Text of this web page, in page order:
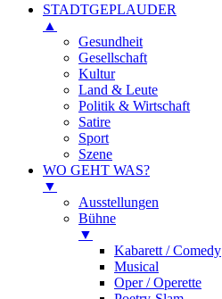
STADTGEPLAUDER
▲
Gesundheit
Gesellschaft
Kultur
Land & Leute
Politik & Wirtschaft
Satire
Sport
Szene
WO GEHT WAS?
▼
Ausstellungen
Bühne
▼
Kabarett / Comedy
Musical
Oper / Operette